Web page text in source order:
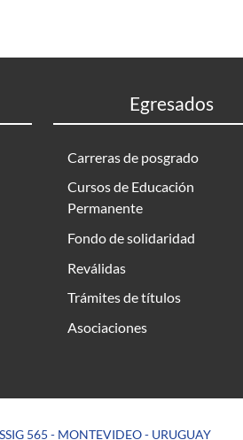
Egresados
Carreras de posgrado
Cursos de Educación
Permanente
Fondo de solidaridad
Reválidas
Trámites de títulos
Asociaciones
565 - MONTEVIDEO - URUGUAY